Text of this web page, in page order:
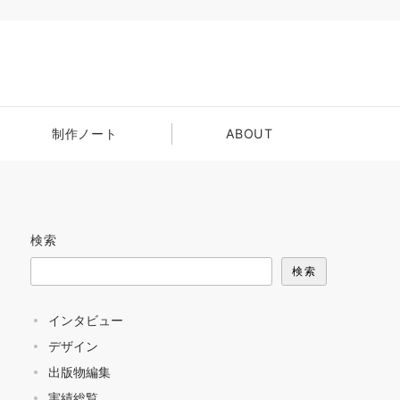
制作ノート ABOUT
検索
検索
インタビュー
デザイン
出版物編集